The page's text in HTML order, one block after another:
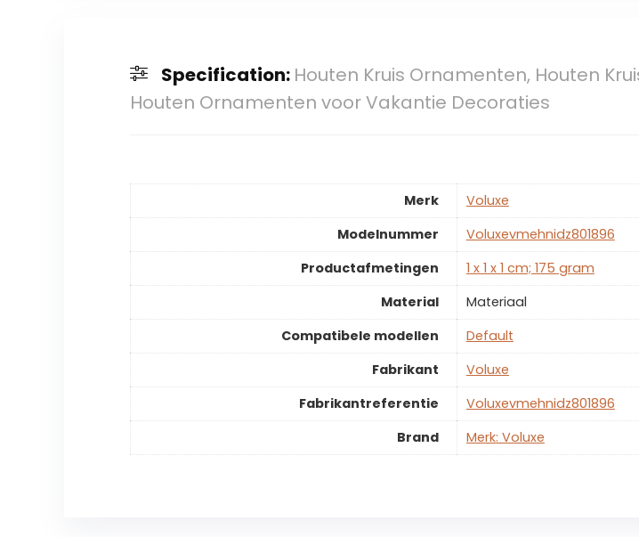
Specification: Houten Kruis Ornamenten, Houten
Houten Ornamenten voor Vakantie Decoraties
Merk
‎Voluxe
Modelnummer
‎Voluxevmehnidz801896
Productafmetingen
‎1 x 1 x 1 cm; 175 gram
Material
‎Materiaal
Compatibele modellen
‎Default
Fabrikant
‎Voluxe
Fabrikantreferentie
‎Voluxevmehnidz801896
Brand
Merk: Voluxe